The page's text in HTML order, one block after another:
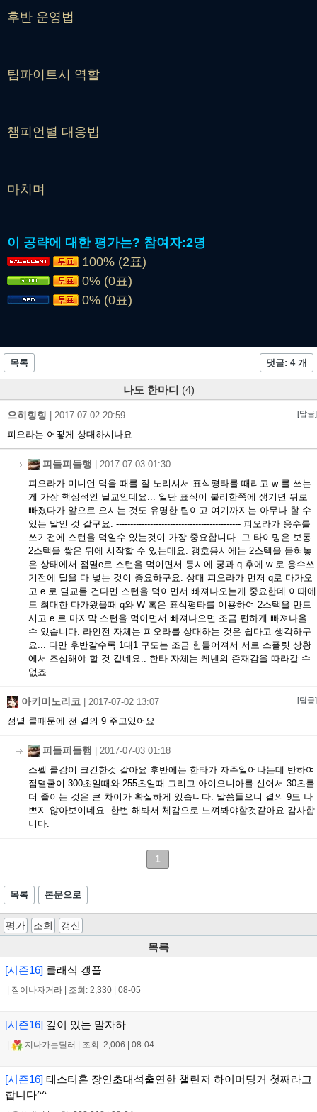
후반 운영법
팀파이트시 역할
챔피언별 대응법
마치며
이 공략에 대한 평가는? 참여자:2명
100% (2표)
0% (0표)
0% (0표)
목록 댓글: 4 개
나도 한마디 (4)
으히힝힝 | 2017-07-02 20:59 [답글]
피오라는 어떻게 상대하시나요
피들피들행 | 2017-07-03 01:30
피오라가 미니언 먹을 때를 잘 노리셔서 표식평타를 때리고 w 를 쓰는
게 가장 핵심적인 딜교인데요... 일단 표식이 불리한쪽에 생기면 뒤로
빠졌다가 앞으로 오시는 것도 유명한 팁이고 여기까지는 아무나 할 수
있는 말인 것 같구요. -------------------------------------------- 피오라가 응수를
쓰기전에 스턴을 먹일수 있는것이 가장 중요합니다. 그 타이밍은 보통
2스택을 쌓은 뒤에 시작할 수 있는데요. 갱호응시에는 2스택을 묻혀놓
은 상태에서 점멸e로 스턴을 먹이면서 동시에 궁과 q 후에 w 로 응수쓰
기전에 딜을 다 넣는 것이 중요하구요. 상대 피오라가 먼저 q로 다가오
고 e 로 딜교를 건다면 스턴을 먹이면서 빠져나오는게 중요한데 이때에
도 최대한 다가왔을때 q와 W 혹은 표식평타를 이용하여 2스택을 만드
시고 e 로 마지막 스턴을 먹이면서 빠져나오면 조금 편하게 빠져나올
수 있습니다. 라인전 자체는 피오라를 상대하는 것은 쉽다고 생각하구
요... 다만 후반갈수록 1대1 구도는 조금 힘들어져서 서로 스플릿 상황
에서 조심해야 할 것 같네요.. 한타 자체는 케넨의 존재감을 따라갈 수
없죠
아키미노리코 | 2017-07-02 13:07 [답글]
점멸 쿨때문에 전 결의 9 주고있어요
피들피들행 | 2017-07-03 01:18
스펠 쿨감이 크긴한것 같아요 후반에는 한타가 자주일어나는데 반하여
점멸쿨이 300초일때와 255초일때 그리고 아이오니아를 신어서 30초를
더 줄이는 것은 큰 차이가 확실하게 있습니다. 말씀들으니 결의 9도 나
쁘지 않아보이네요. 한번 해봐서 체감으로 느껴봐야할것같아요 감사합
니다.
1
목록 본문으로
평가 조회 갱신
목록
[시즌16] 클래식 갱플
잠이나자거라 조회: 2,330 08-05
[시즌16] 깊이 있는 말자하
지나가는딜러 조회: 2,006 08-04
[시즌16] 테스터훈 장인초대석출연한 챌린저 하이머딩거 첫째라고
합니다^^